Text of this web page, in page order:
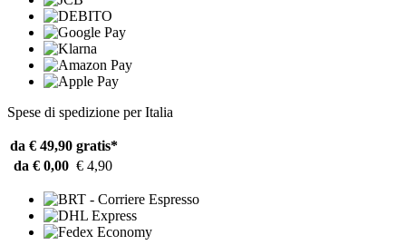
Spese di spedizione per Italia
da € 49,90 gratis*
da € 0,00 € 4,90